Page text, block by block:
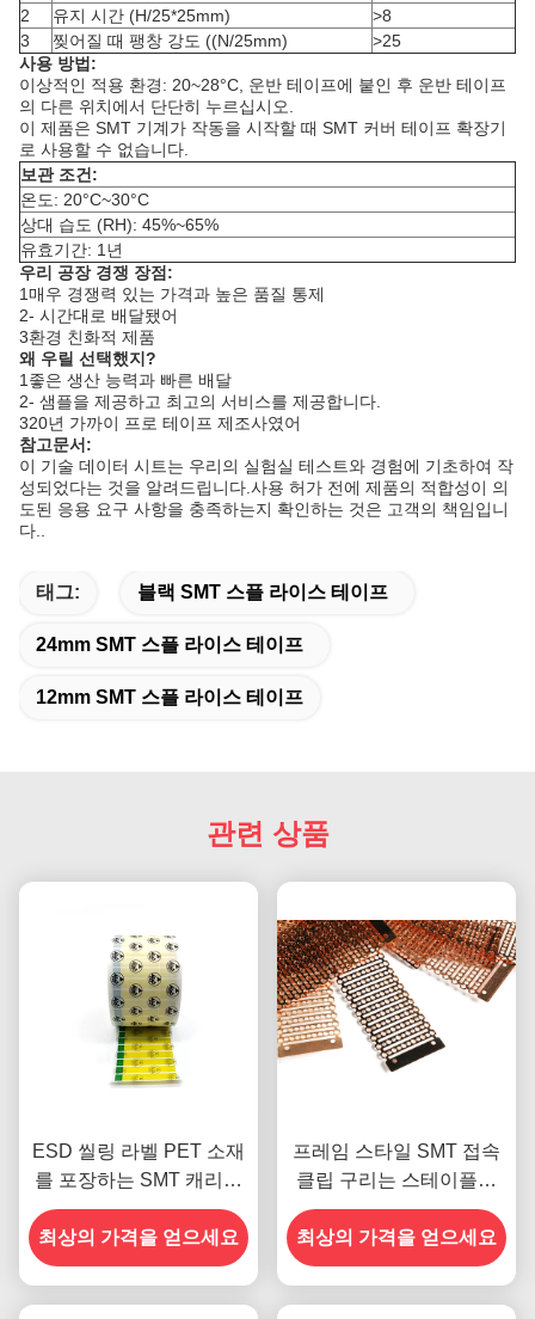
2 유지 시간 (H/25*25mm)
>8
3
찢어질 때 팽창 강도 ((N/25mm)
>25
사용 방법:
이상적인 적용 환경: 20~28°C, 운반 테이프에 붙인 후 운반 테이프
의 다른 위치에서 단단히 누르십시오.
이 제품은 SMT 기계가 작동을 시작할 때 SMT 커버 테이프 확장기
로 사용할 수 없습니다.
보관 조건:
온도: 20°C~30°C
상대 습도 (RH): 45%~65%
유효기간: 1년
우리 공장 경쟁 장점:
1매우 경쟁력 있는 가격과 높은 품질 통제
2- 시간대로 배달됐어
3환경 친화적 제품
왜 우릴 선택했지?
1좋은 생산 능력과 빠른 배달
2- 샘플을 제공하고 최고의 서비스를 제공합니다.
320년 가까이 프로 테이프 제조사였어
참고문서 :
이 기술 데이터 시트는 우리의 실험실 테스트와 경험에 기초하여 작
성되었다는 것을 알려드립니다.사용 허가 전에 제품의 적합성이 의
도된 응용 요구 사항을 충족하는지 확인하는 것은 고객의 책임입니
다..
태그: 블랙 SMT 스플 라이스 테이프
24mm SMT 스플 라이스 테이프
12mm SMT 스플 라이스 테이프
관련 상품
ESD 씰링 라벨 PET 소재
를 포장하는 SMT 캐리어
테이프 릴
최상의 가격을 얻으세요
프레임 스타일 SMT 접속
클립 구리는 스테이플러
타입 접속 플라이어 툴에
의해 조입니다
최상의 가격을 얻으세요